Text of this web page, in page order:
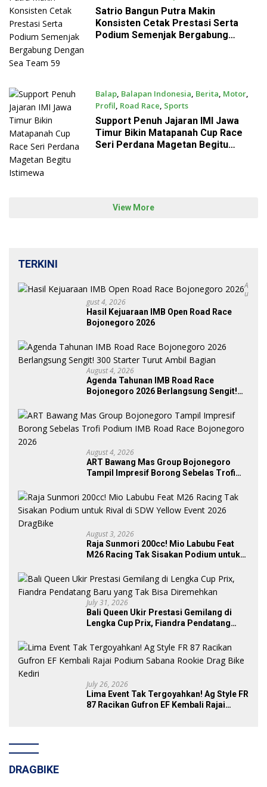
July 22, 2026
Satrio Bangun Putra Makin
Konsisten Cetak Prestasi Serta
Podium Semenjak Bergabung
Balap, Balapan Indonesia, Berita, Motor,
Profil, Road Race, Sports
July 22, 2026
Support Penuh Jajaran IMI Jawa
Timur Bikin Matapanah Cup Race
Seri Perdana Magetan Begitu
View More
TERKINI
A
U
Gust 4, 2026
Hasil Kejuaraan IMB Open Road Race
Bojonegoro 2026
August 4, 2026
Agenda Tahunan IMB Road Race
Bojonegoro 2026 Berlangsung Sengit!
August 4, 2026
ART Bawang Mas Group Bojonegoro
Tampil Impresif Borong Sebelas Trofi
2026
August 3, 2026
Raja Sunmori 200cc! Mio Labubu Feat
M26 Racing Tak Sisakan Podium untuk
July 31, 2026
Bali Queen Ukir Prestasi Gemilang di
Lengka Cup Prix, Fiandra Pendatang
July 26, 2026
Lima Event Tak Tergoyahkan! Ag Style FR
87 Racikan Gufron EF Kembali Rajai
DRAGBIKE